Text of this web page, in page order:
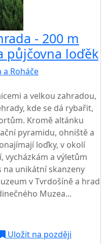
- 200 m
půjčovna loďěk
a Roháče
a velkou zahradou,
kde se dá rybařit,
Kromě altánku
pyramidu, ohniště a
loďky, v okolí
vycházkám a výletům
na unikátní skanzeny
v Tvrdošíně a hrad
Muzea...
Uložit na později